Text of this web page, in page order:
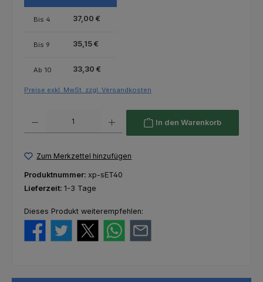
Bis 4 37,00 €
Bis 9 35,15 €
Ab 10 33,30 €
Preise exkl. MwSt. zzgl. Versandkosten
In den Warenkorb
Zum Merkzettel hinzufügen
Produktnummer: xp-sET40
Lieferzeit: 1-3 Tage
Dieses Produkt weiterempfehlen: